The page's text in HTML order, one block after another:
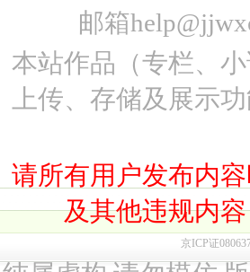
邮箱
本站作品（专栏、
上传、存储及展示
请所有用户发布内
及其他违规内
京ICP证